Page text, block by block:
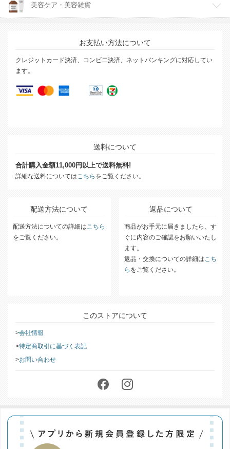
美容ケア・美容雑貨
お支払い方法について
クレジットカード決済、コンビ二決済、ネットバンキングに対応してい
ます。
送料について
合計購入金額11,000円以上で送料無料!
詳細な送料についてはこちら をご覧ください。
配送方法について
配送方法についての詳細はこちら
をご覧ください。
返品について
商品がお手元に届きましたら、す
ぐに内容のご確認をお願いいたし
ます。
返品・交換についての詳細はこち
ら をご覧ください。
このストアについて
会社情報
特定商取引に基づく表記
お問い合わせ